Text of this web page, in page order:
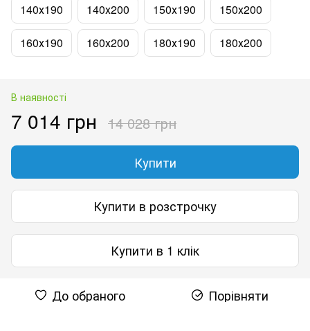
140х190 140х200 150х190 150х200
160х190 160х200 180х190 180х200
В наявності
7 014 грн 14 028 грн
Купити
Купити в розстрочку
Купити в 1 клік
До обраного Порівняти